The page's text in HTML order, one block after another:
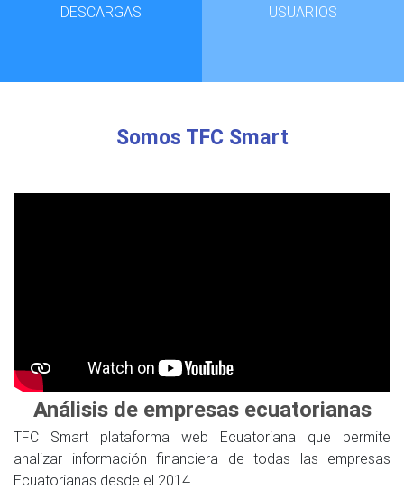
DESCARGAS USUARIOS
Somos TFC Smart
Análisis de empresas ecuatorianas
TFC Smart plataforma web Ecuatoriana que permite
analizar información financiera de todas las empresas
Ecuatorianas desde el 2014.